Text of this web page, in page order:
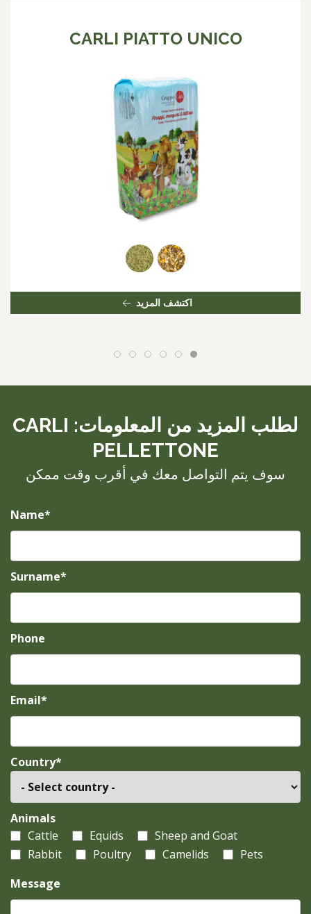
CARLI PIATTO UNICO
اكتشف المزيد
لطلب المزيد من المعلومات: CARLI
PELLETTONE
سوف يتم التواصل معك في أقرب وقت ممكن
Name*
Surname*
Phone
Email*
Country*
Animals
Cattle
Equids
Sheep and Goat
Rabbit
Poultry Camelids
Pets
Message